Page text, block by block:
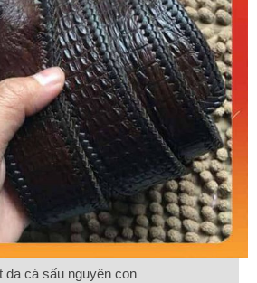
da cá sấu nguyên con